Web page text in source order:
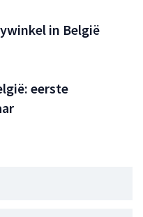
in België
eerste